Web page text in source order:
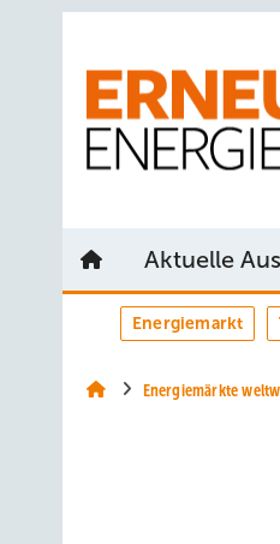
Aktuelle
Energiemarkt
Energiemärkte